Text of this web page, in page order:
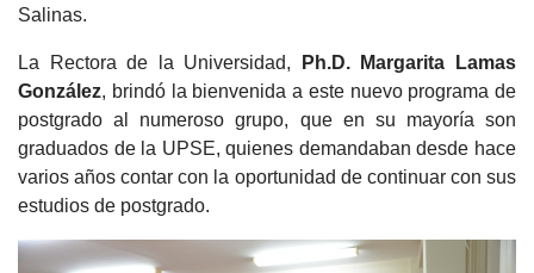
Salinas.
La Rectora de la Universidad,
Ph.D. Margarita Lamas
González, brindó la bienvenida a este nuevo programa de
postgrado al numeroso grupo, que en su mayoría son
graduados de la UPSE, quienes demandaban desde hace
varios años contar con la oportunidad de continuar con sus
estudios de postgrado.